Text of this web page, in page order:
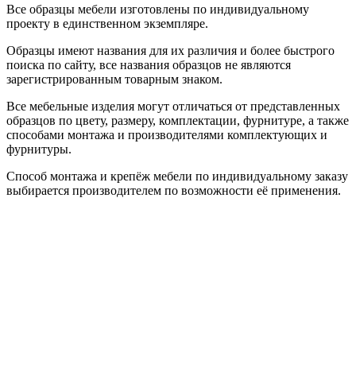
Все образцы мебели изготовлены по индивидуальному
проекту в единственном экземпляре.
Образцы имеют названия для их различия и более быстрого
поиска по сайту, все названия образцов не являются
зарегистрированным товарным знаком.
Все мебельные изделия могут отличаться от представленных
образцов по цвету, размеру, комплектации, фурнитуре, а также
способами монтажа и производителями комплектующих и
фурнитуры.
Способ монтажа и крепёж мебели по индивидуальному заказу
выбирается производителем по возможности её применения.